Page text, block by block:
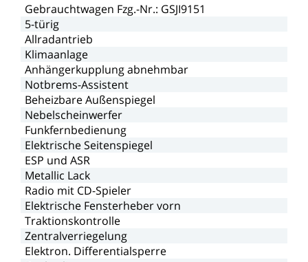
Gebrauchtwagen Fzg.-Nr.: GSJI9151
5-türig
Allradantrieb
Klimaanlage
Anhängerkupplungabnehmbar
Notbrems-Assistent
BeheizbareAußenspiegel
Nebelscheinwerfer
Funkfernbedienung
ElektrischeSeitenspiegel
ESP und ASR
Metallic Lack
Radio mit CD-Spieler
Elektrische Fensterhebervorn
Traktionskontrolle
Zentralverriegelung
Elektron. Differentialsperre